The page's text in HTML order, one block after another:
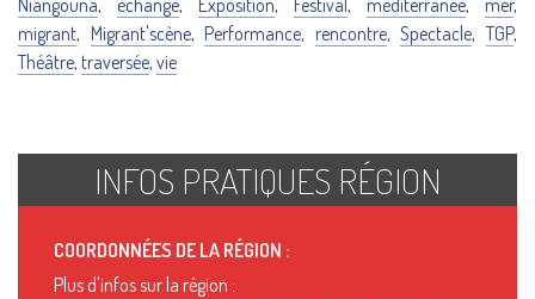
Niangouna, échange, Exposition, Festival , méditerranée, mer,
migrant, Migrant'scène, Performance, rencontre,Spectacle,TGP,
Théâtre, traversée, vie
INFOS PRATIQUES RÉGION
COORDONNÉES DE LA RÉGION :
Plus d'infos sur la région :